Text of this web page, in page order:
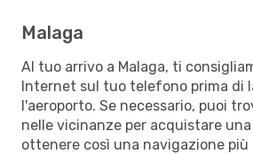
Malaga
Al tuo arrivo a Malaga, ti
Internet sul tuo telefono prima di
l'aeroporto. Se necessario, puoi
nelle vicinanze per acquistare una
ottenere così una navigazione più